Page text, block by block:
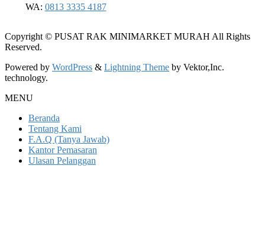
WA: 0813 3335 4187
Copyright © PUSAT RAK MINIMARKET MURAH All Rights
Reserved.
Powered by WordPress & Lightning Theme by Vektor,Inc.
technology.
MENU
Beranda
Tentang Kami
F.A.Q (Tanya Jawab)
Kantor Pemasaran
Ulasan Pelanggan